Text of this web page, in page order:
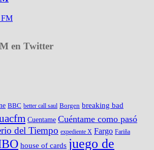
FM
en Twitter
BBC better call saul Borgen breaking bad
Cuentame Cuéntame como pasó
del Tiempo expediente X Fargo Fariña
house of cards juego de